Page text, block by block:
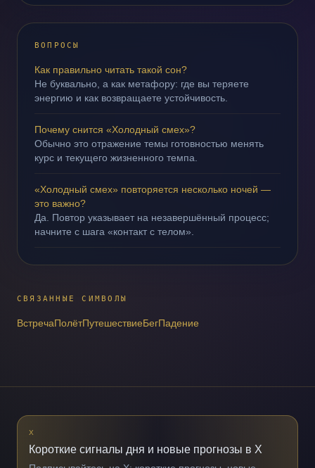
ВОПРОСЫ
Как правильно читать такой сон?
Не буквально, а как метафору: где вы теряете
энергию и как возвращаете устойчивость.
Почему снится «Холодный смех»?
Обычно это отражение темы готовностью менять
курс и текущего жизненного темпа.
«Холодный смех» повторяется несколько ночей —
это важно?
Да. Повтор указывает на незавершённый процесс;
начните с шага «контакт с телом».
СВЯЗАННЫЕ СИМВОЛЫ
ВстречаПолётПутешествиеБегПадение
X
Короткие сигналы дня и новые прогнозы в X